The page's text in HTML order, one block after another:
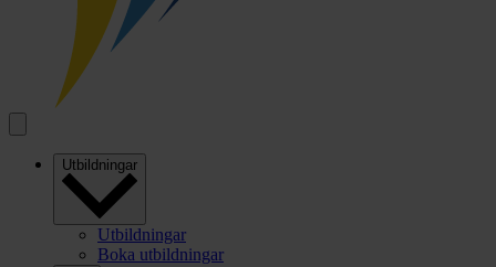
Utbildningar
Utbildningar
Boka utbildningar